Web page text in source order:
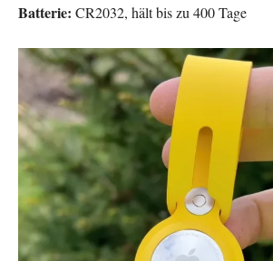
Batterie: CR2032, hält bis zu 400 Tage